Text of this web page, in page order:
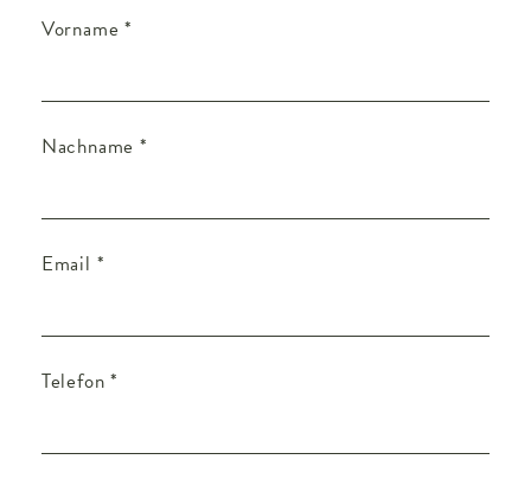
Vorname*
Nachname *
Email *
Telefon*